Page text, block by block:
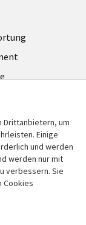
Drittanbietern, um
Einige
und werden
werden nur mit
verbessern. Sie
Cookies